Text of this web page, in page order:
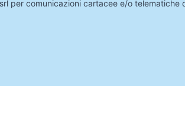
per comunicazioni cartacee e/o telematiche